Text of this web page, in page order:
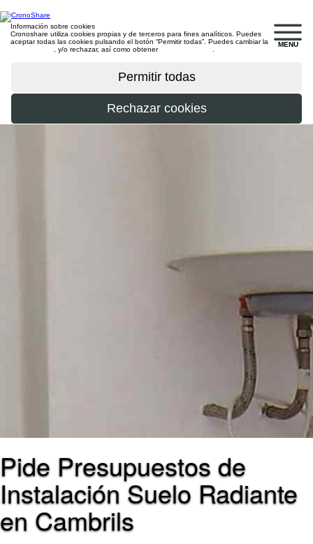
MENU
Información sobre cookies
Cronoshare utiliza cookies propias y de terceros para fines analíticos. Puedes
aceptar todas las cookies pulsando el botón “Permitir todas”. Puedes cambiar la
, y/o rechazar, así como obtener
Pide Presupuestos de
Instalación Suelo Radiante
en Cambrils